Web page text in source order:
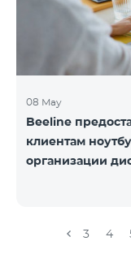
08 May
Beeline
клиентам
организации
3 4